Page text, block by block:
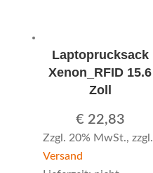
Laptoprucksack
Xenon_RFID 15.6
Zoll
€ 22,83
Zzgl. 20% MwSt., zzgl.
Versand